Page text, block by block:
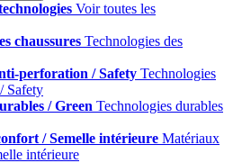
Voir toutes les
chaussures Technologies des
perforation / Safety Technologies
Safety
/ Green Technologies durables
/ Semelle intérieure Matériaux
intérieure